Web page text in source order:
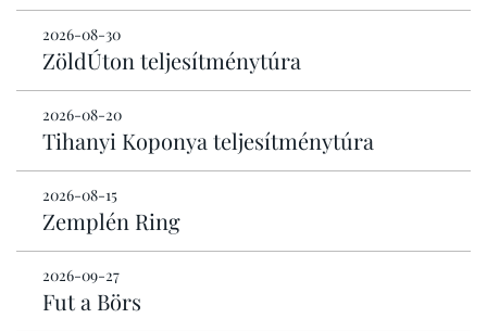
2026-08-30
ZöldÚton teljesítménytúra
2026-08-20
Tihanyi Koponya teljesítménytúra
2026-08-15
Zemplén Ring
2026-09-27
Fut a Börs